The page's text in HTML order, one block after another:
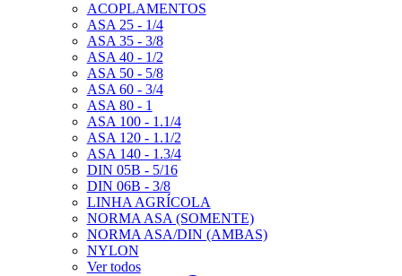
ACOPLAMENTOS
ASA 25 - 1/4
ASA 35 - 3/8
ASA 40 - 1/2
ASA 50 - 5/8
ASA 60 - 3/4
ASA 80 - 1
ASA 100 - 1.1/4
ASA 120 - 1.1/2
ASA 140 - 1.3/4
DIN 05B - 5/16
DIN 06B - 3/8
LINHA AGRÍCOLA
NORMA ASA (SOMENTE)
NORMA ASA/DIN (AMBAS)
NYLON
Ver todos